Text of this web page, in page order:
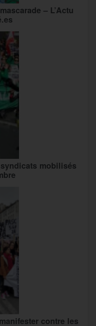
– L’Actu
mobilisés
contre les